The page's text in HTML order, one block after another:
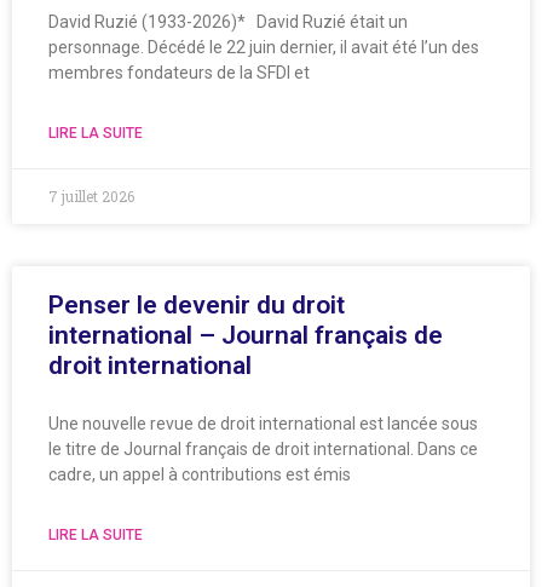
David Ruzié (1933-2026)* David Ruzié était un
personnage. Décédé le 22 juin dernier, il avait été l’un des
membres fondateurs de la SFDI et
LIRE LA SUITE
7 juillet 2026
Penser le devenir du droit
international – Journal français de
droit international
Une nouvelle revue de droit international est lancée sous
le titre de Journal français de droit international. Dans ce
cadre, un appel à contributions est émis
LIRE LA SUITE